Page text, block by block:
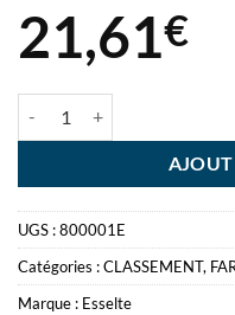
21,61€
UGS :800001E
Catégories :CLASSEMENT,
Marque : Esselte